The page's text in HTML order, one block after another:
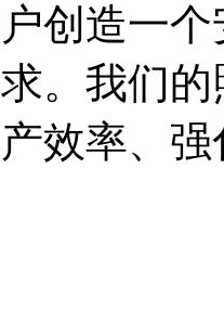
创造一
。我们
效率、